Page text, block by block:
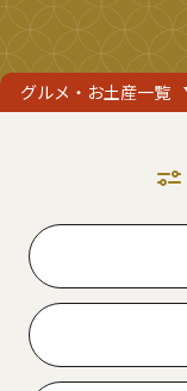
グルメ・お土産一覧